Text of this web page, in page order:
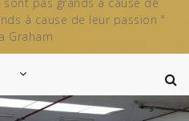
à cause de leur passion "
Graham